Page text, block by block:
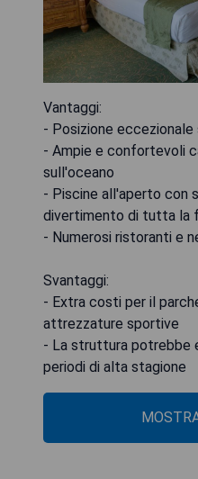
Vantaggi:
- Posizione eccezionale
- Ampie e confortevoli
sull'oceano
- Piscine all'aperto con
divertimento di tutta la
- Numerosi ristoranti e
Svantaggi:
- Extra costi per il
attrezzature sportive
- La struttura potrebbe
periodi di alta stagione